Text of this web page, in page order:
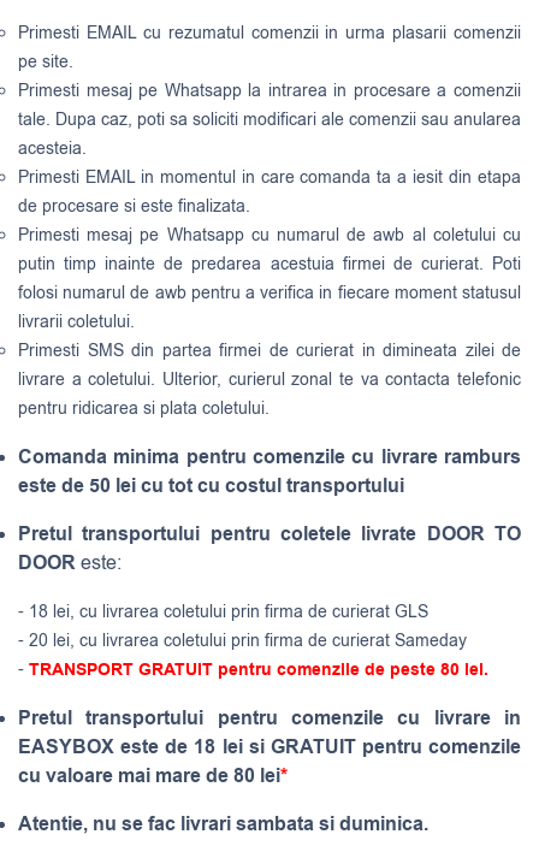
Primesti EMAIL cu rezumatul comenzii in urma plasarii comenzii
pe site.
Primesti mesaj pe Whatsapp la intrarea in procesare a comenzii
tale. Dupa caz, poti sa soliciti modificari ale comenzii sau anularea
acesteia.
Primesti EMAIL in momentul in care comanda ta a iesit din etapa
de procesare si este finalizata.
Primesti mesaj pe Whatsapp cu numarul de awb al coletului cu
putin timp inainte de predarea acestuia firmei de curierat. Poti
folosi numarul de awb pentru a verifica in fiecare moment statusul
livrarii coletului.
Primesti SMS din partea firmei de curierat in dimineata zilei de
livrare a coletului. Ulterior, curierul zonal te va contacta telefonic
pentru ridicarea si plata coletului.
Comanda minima pentru comenzile cu livrare ramburs
este de 50 lei cu tot cu costul transportului
Pretul transportului pentru coletele livrate DOOR TO
DOOReste:
- 18 lei, cu livrarea coletului prin firma de curierat GLS
- 20 lei, cu livrarea coletului prin firma de curierat Sameday
- TRANSPORT GRATUIT pentru comenzile de peste 80 lei.
Pretul transportului pentru comenzile cu livrare in
EASYBOX este de 18 lei si GRATUIT pentru comenzile
cu valoare mai mare de 80 lei*
Atentie, nu se fac livrari sambata si duminica.